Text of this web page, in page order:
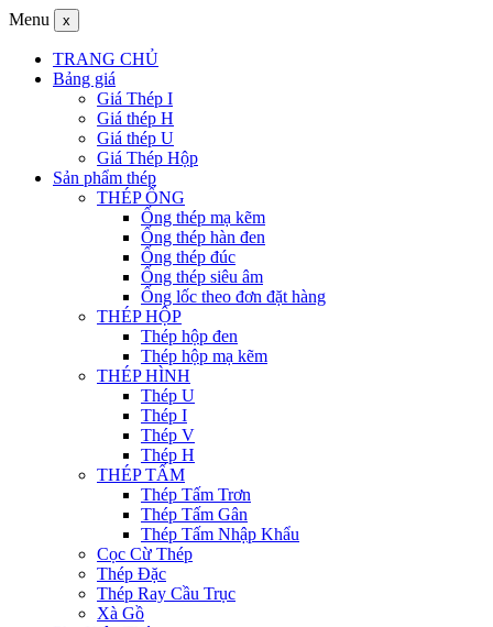
Menu x
TRANG CHỦ
Bảng giá
Giá Thép I
Giá thép H
Giá thép U
Giá Thép Hộp
Sản phẩm thép
THÉP ỐNG
Ống thép mạ kẽm
Ống thép hàn đen
Ống thép đúc
Ống thép siêu âm
Ống lốc theo đơn đặt hàng
THÉP HỘP
Thép hộp đen
Thép hộp mạ kẽm
THÉP HÌNH
Thép U
Thép I
Thép V
Thép H
THÉP TẤM
Thép Tấm Trơn
Thép Tấm Gân
Thép Tấm Nhập Khẩu
Cọc Cừ Thép
Thép Đặc
Thép Ray Cầu Trục
Xà Gồ